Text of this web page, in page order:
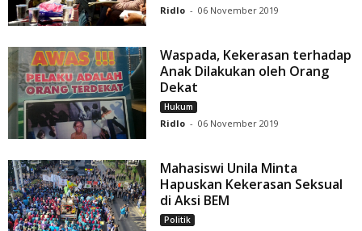
Ridlo - 06 November 2019
Waspada, Kekerasan terhadap
Anak Dilakukan oleh Orang
Dekat
Hukum
Ridlo - 06 November 2019
Mahasiswi Unila Minta
Hapuskan Kekerasan Seksual
di Aksi BEM
Politik